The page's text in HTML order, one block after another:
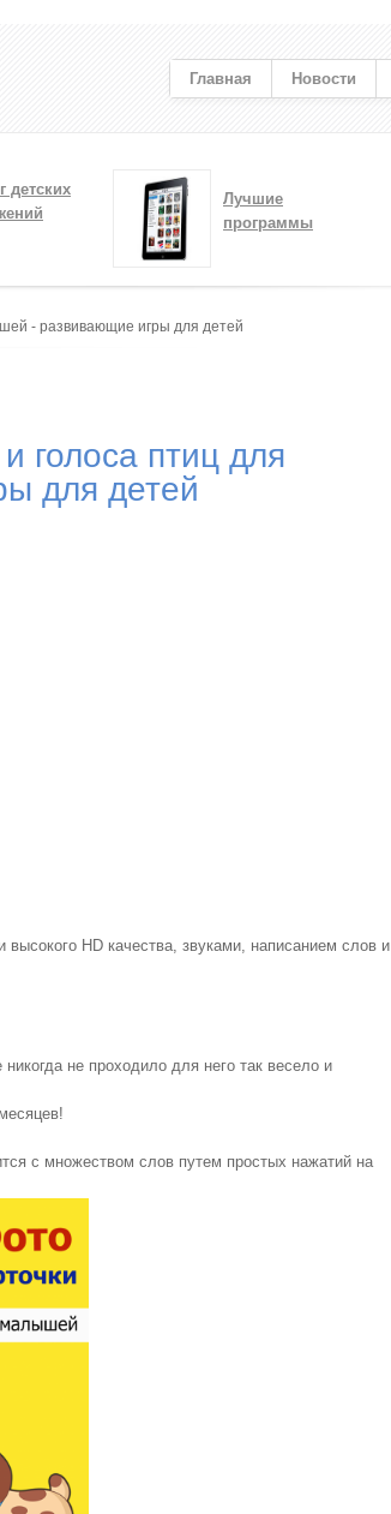
Главная Новости
детских
Лучшие
программы
- развивающие игры для детей
голоса птиц для
для детей
HD качества, звуками, написанием слов и
не проходило для него так весело и
с множеством слов путем простых нажатий на